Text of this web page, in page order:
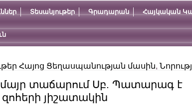
Տեսանյութեր Գրադարան Հայկական
Հայոց Ցեղասպանության մասին,
տաճարում Սբ. Պատարագ է
յիշատակին